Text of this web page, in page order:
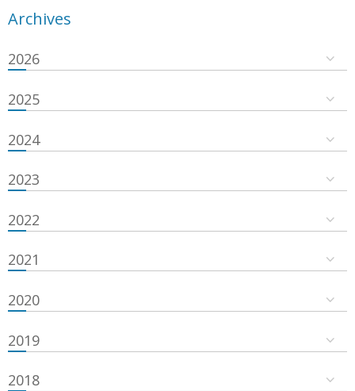
Archives
2026
2025
2024
2023
2022
2021
2020
2019
2018